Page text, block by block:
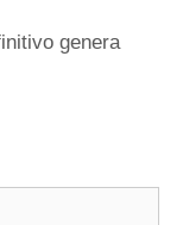
genera